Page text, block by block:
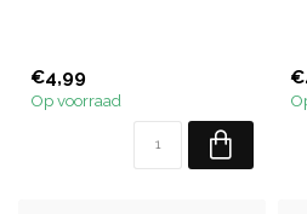
€4,99
Op voorraad